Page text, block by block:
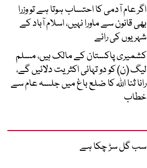
اگر عام آدمی کا احتساب ہوتا ہے تو وزرا
بھی قانون سے ماورا نہیں، اسلام آباد کے
شہریوں کی رائے
کشمیری پاکستان کے مالک ہیں، مسلم
لیگ (ن) کو دو تہائی اکثریت دلائیں گے،
رانا ثنا اللہ کا ضلع باغ میں جلسہ عام سے
خطاب
سب گل سڑ چکا ہے